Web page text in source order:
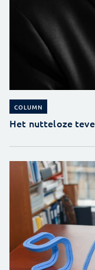
COLUMN
Het nutteloze